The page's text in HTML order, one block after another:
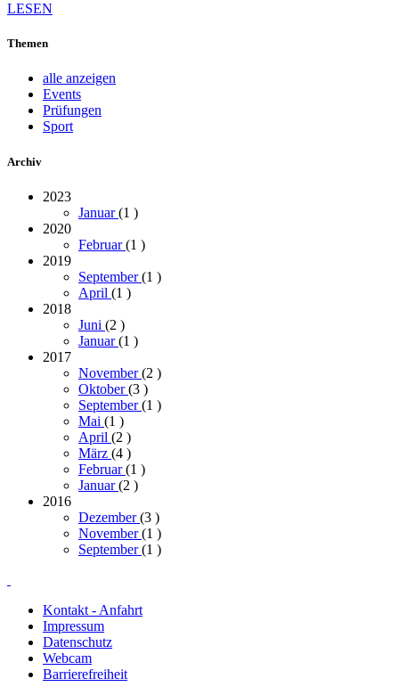
LESEN
Themen
alle anzeigen
Events
Prüfungen
Sport
Archiv
2023
Januar(1 )
2020
Februar(1 )
2019
September(1 )
April (1 )
2018
Juni (2 )
Januar(1 )
2017
November(2 )
Oktober(3 )
September(1 )
Mai (1 )
April (2 )
März (4 )
Februar(1 )
Januar(2 )
2016
Dezember(3 )
November(1 )
September(1 )
Kontakt - Anfahrt
Impressum
Datenschutz
Webcam
Barrierefreiheit